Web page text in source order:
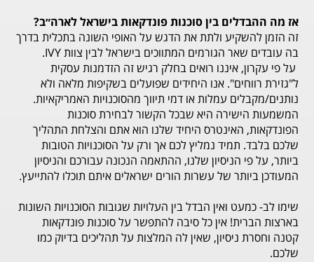
אז מה ההבדלים בין סוכנות פונדקאות בישראל לארה״ב?
זה הזמן להשקיע ולתת את הדגש על האופי השונה בתכלית בדרך
בה עובדים שאר הגורמים המתווכים בישראל לבין צוות IVY.
על פי עקרון, איננו רואים בחלק רגיש זה הזדמנות עסקית
ל"גזירת רווחים". אנו היחידים שפועלים בשקיפות מלאה ולא
נותנים/מקבלים עמלות או דמי תיווך מהסוכנויות האמריקאיות.
המשמעות הישירה היא שבכל הקשור לבחירת סוכנות
הפונדקאות, האינטרס היחיד שלנו הוא אתם והצלחת התהליך
שלכם בלבד. תמיד נמליץ לכם אך ורק על הסוכנויות הטובות
ביותר, על פי הניסיון שלנו, ההתאמה הנכונה עבורכם והניסיון
המעודכן ביותר של עשרות הורים ישראלים איתם תוכלו להתייעץ.
שימו לב- כמעט ואין הבדל בין העלויות שגובות הסוכנויות השונות
בארצות הברית! אין כל סיבה להתפשר על סוכנות פונדקאות
קטנה וחסרת ניסיון, שאין לה המלצות על תהליכים בדיוק כמו
שלכם.